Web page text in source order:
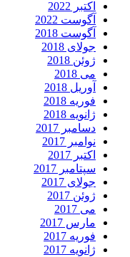
اکتبر 2022
آگوست 2022
آگوست 2018
جولای 2018
ژوئن 2018
می 2018
آوریل 2018
فوریه 2018
ژانویه 2018
دسامبر 2017
نوامبر 2017
اکتبر 2017
سپتامبر 2017
جولای 2017
ژوئن 2017
می 2017
مارس 2017
فوریه 2017
ژانویه 2017